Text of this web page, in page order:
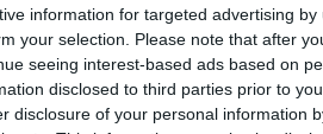
information for targeted advertising
your selection. Please note that after
seeing interest-based ads based on
disclosed to third parties prior to
disclosure of your personal information